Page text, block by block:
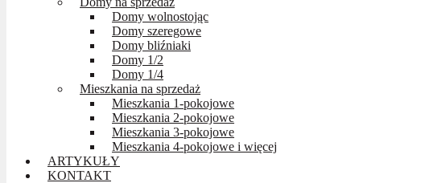
Domy wolnostojąc
Domy szeregowe
Domy bliźniaki
Domy 1/2
Domy 1/4
Mieszkania na sprzedaż
Mieszkania 1-pokojowe
Mieszkania 2-pokojowe
Mieszkania 3-pokojowe
Mieszkania 4-pokojowe i więcej
ARTYKUŁY
KONTAKT